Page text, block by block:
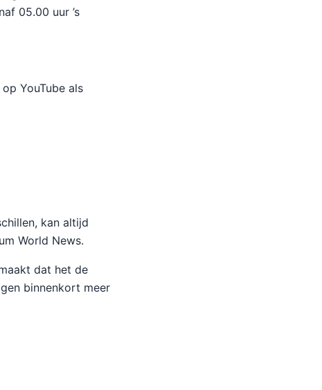
05.00 uur ’s
YouTube als
kan altijd
World News.
dat het de
binnenkort meer